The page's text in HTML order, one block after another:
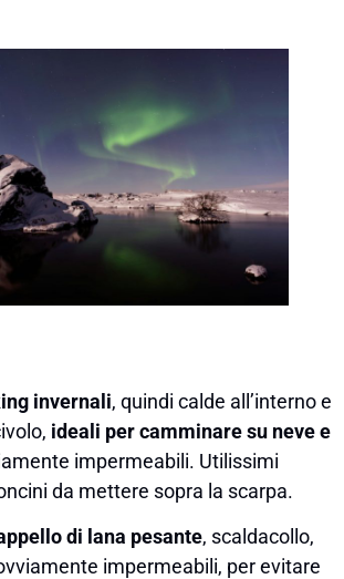
invernali, quindi calde all’interno e
ideali per camminare su neve e
impermeabili. Utilissimi
da mettere sopra la scarpa.
di lana pesante, scaldacollo,
impermeabili, per evitare